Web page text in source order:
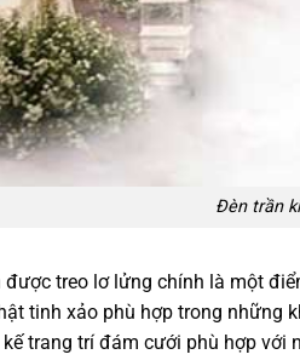
Đèn trần
được treo lơ lửng chính là một
tinh xảo phù hợp trong những
trang trí đám cưới phù hợp với